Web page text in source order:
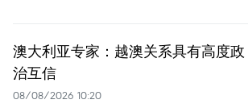
澳大利亚专家：越澳关系具有高度政
治互信
08/08/2026 10:20